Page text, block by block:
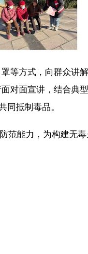
方式，向群众讲
对面宣讲，结合典
抵制毒品。
能力，为构建无